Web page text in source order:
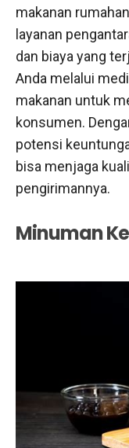
makanan
layanan
dan biaya yang
Anda melalui
makanan untuk
konsumen.
potensi
bisa menjaga
pengirimannya.
Minuman